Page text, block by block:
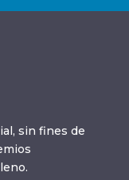
sin fines de